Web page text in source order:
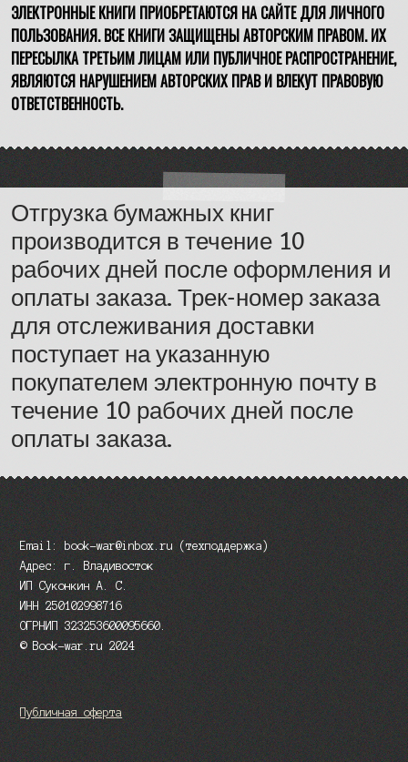
ЭЛЕКТРОННЫЕ КНИГИ ПРИОБРЕТАЮТСЯ НА САЙТЕ ДЛЯ ЛИЧНОГО
ПОЛЬЗОВАНИЯ. ВСЕ КНИГИ ЗАЩИЩЕНЫ АВТОРСКИМ ПРАВОМ. ИХ
ПЕРЕСЫЛКА ТРЕТЬИМ ЛИЦАМ ИЛИ ПУБЛИЧНОЕ РАСПРОСТРАНЕНИЕ,
ЯВЛЯЮТСЯ НАРУШЕНИЕМ АВТОРСКИХ ПРАВ И ВЛЕКУТ ПРАВОВУЮ
ОТВЕТСТВЕННОСТЬ.
Отгрузка бумажных книг
производится в течение 10
рабочих дней после оформления и
оплаты заказа. Трек-номер заказа
для отслеживания доставки
поступает на указанную
покупателем электронную почту в
течение 10 рабочих дней после
оплаты заказа.
Email: book-war@inbox.ru (техподдержка)
Адрес: г. Владивосток
ИП Суконкин А. С.
ИНН 250102998716
ОГРНИП 323253600095660.
© Book-war.ru 2024
Публичная оферта